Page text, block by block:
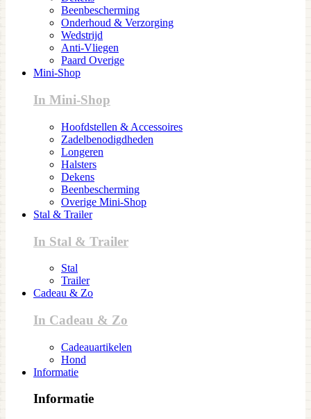
Beenbescherming
Onderhoud & Verzorging
Wedstrijd
Anti-Vliegen
Paard Overige
Mini-Shop
In Mini-Shop
Hoofdstellen & Accessoires
Zadelbenodigdheden
Longeren
Halsters
Dekens
Beenbescherming
Overige Mini-Shop
Stal & Trailer
In Stal & Trailer
Stal
Trailer
Cadeau & Zo
In Cadeau & Zo
Cadeauartikelen
Hond
Informatie
Informatie